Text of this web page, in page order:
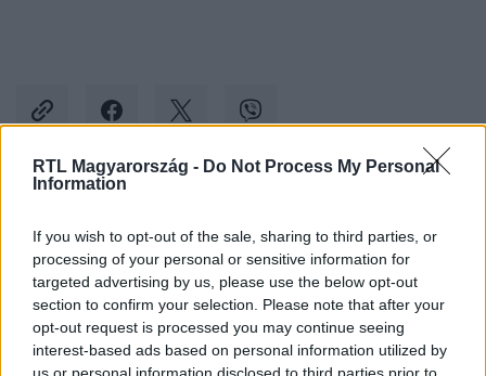
RTL Magyarország - Do Not Process My Personal
Information
If you wish to opt-out of the sale, sharing to third parties, or
processing of your personal or sensitive information for
targeted advertising by us, please use the below opt-out
section to confirm your selection. Please note that after your
opt-out request is processed you may continue seeing
interest-based ads based on personal information utilized by
Facebookon is!
Követem